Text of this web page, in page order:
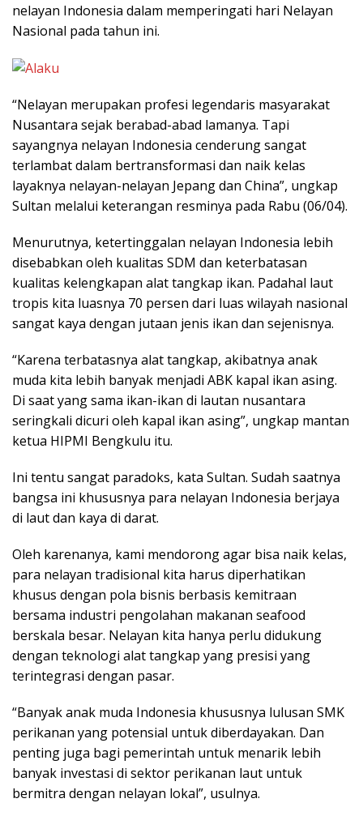
nelayan Indonesia dalam memperingati hari Nelayan
Nasional pada tahun ini.
“Nelayan merupakan profesi legendaris masyarakat
Nusantara sejak berabad-abad lamanya. Tapi
sayangnya nelayan Indonesia cenderung sangat
terlambat dalam bertransformasi dan naik kelas
layaknya nelayan-nelayan Jepang dan China”, ungkap
Sultan melalui keterangan resminya pada Rabu (06/04).
Menurutnya, ketertinggalan nelayan Indonesia lebih
disebabkan oleh kualitas SDM dan keterbatasan
kualitas kelengkapan alat tangkap ikan. Padahal laut
tropis kita luasnya 70 persen dari luas wilayah nasional
sangat kaya dengan jutaan jenis ikan dan sejenisnya.
“Karena terbatasnya alat tangkap, akibatnya anak
muda kita lebih banyak menjadi ABK kapal ikan asing.
Di saat yang sama ikan-ikan di lautan nusantara
seringkali dicuri oleh kapal ikan asing”, ungkap mantan
ketua HIPMI Bengkulu itu.
Ini tentu sangat paradoks, kata Sultan. Sudah saatnya
bangsa ini khususnya para nelayan Indonesia berjaya
di laut dan kaya di darat.
Oleh karenanya, kami mendorong agar bisa naik kelas,
para nelayan tradisional kita harus diperhatikan
khusus dengan pola bisnis berbasis kemitraan
bersama industri pengolahan makanan seafood
berskala besar. Nelayan kita hanya perlu didukung
dengan teknologi alat tangkap yang presisi yang
terintegrasi dengan pasar.
“Banyak anak muda Indonesia khususnya lulusan SMK
perikanan yang potensial untuk diberdayakan. Dan
penting juga bagi pemerintah untuk menarik lebih
banyak investasi di sektor perikanan laut untuk
bermitra dengan nelayan lokal”, usulnya.